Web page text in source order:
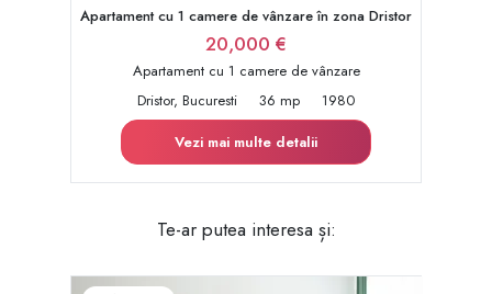
Apartament cu 1 camere de vânzare în zona Dristor
20,000 €
Apartament cu 1 camere de vânzare
Dristor, Bucuresti
36 mp
1980
Vezi mai multe detalii
Te-ar putea interesa și: